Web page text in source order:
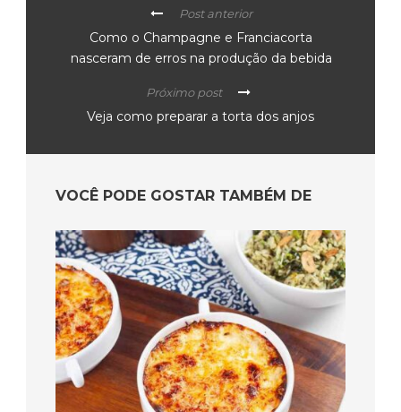
Post anterior
Como o Champagne e Franciacorta
nasceram de erros na produção da bebida
Próximo post
Veja como preparar a torta dos anjos
VOCÊ PODE GOSTAR TAMBÉM DE